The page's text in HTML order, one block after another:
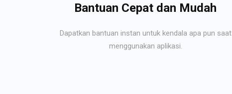
Bantuan Cepat dan Mudah
Dapatkan bantuan instan untuk kendala apa pun saat
menggunakan aplikasi.